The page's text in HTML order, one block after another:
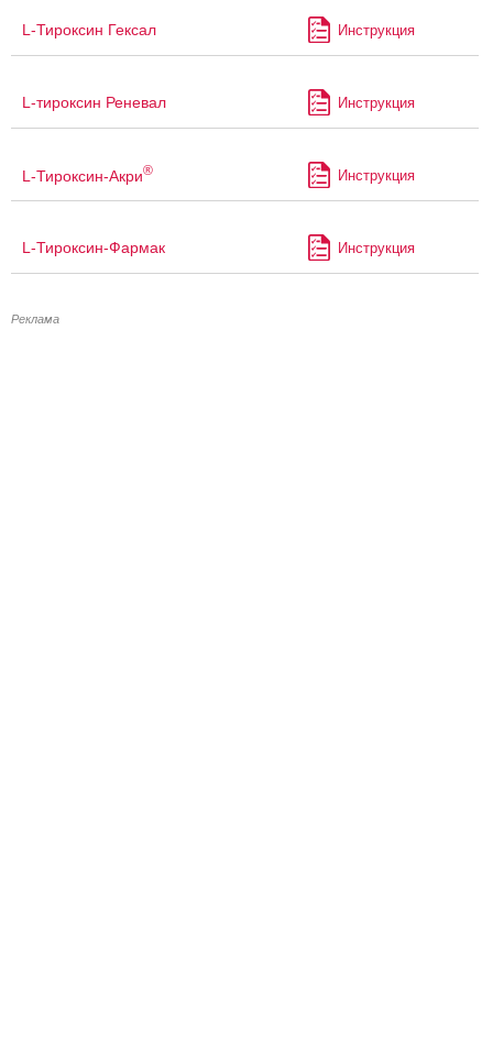
L-Тироксин Гексал Инструкция
L-тироксин Реневал Инструкция
L-Тироксин-Акри® Инструкция
L-Тироксин-Фармак Инструкция
Реклама